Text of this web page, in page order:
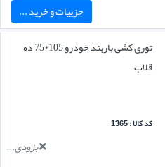
جزییات و خرید ...
توری کشی باربند خودرو 105*75 ده
قلاب
کد کالا : 1365
بزودی...